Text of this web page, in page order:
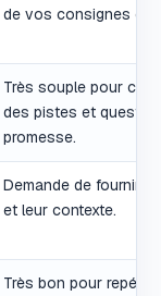
de vos consignes et
Très souple pour
des pistes et
promesse.
Demande de fournir
et leur contexte.
Très bon pour repérer